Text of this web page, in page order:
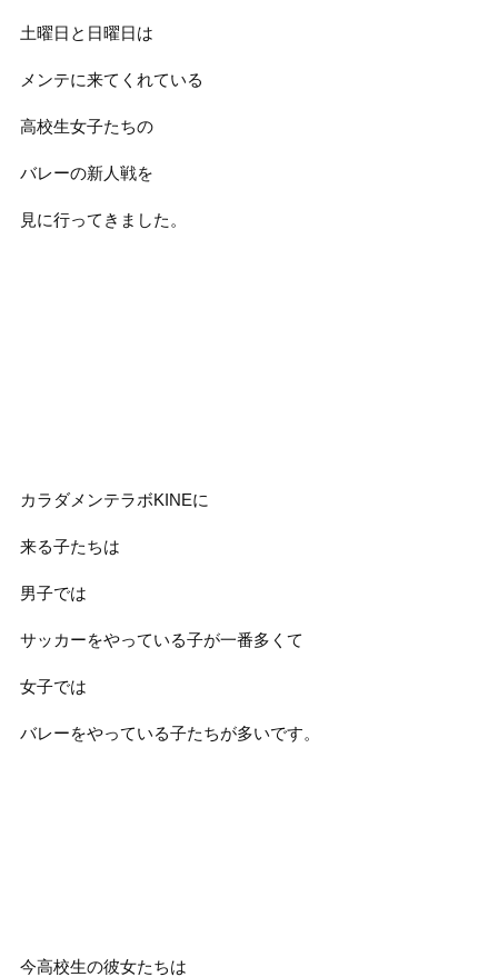
土曜日と日曜日は
メンテに来てくれている
高校生女子たちの
バレーの新人戦を
見に行ってきました。
カラダメンテラボKINEに
来る子たちは
男子では
サッカーをやっている子が一番多くて
女子では
バレーをやっている子たちが多いです。
今高校生の彼女たちは